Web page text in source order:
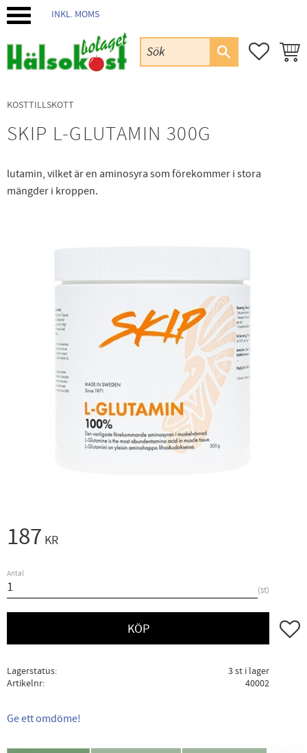
INKL. MOMS
KOSTTILLSKOTT
SKIP L-GLUTAMIN 300G
lutamin, vilket är en aminosyra som förekommer i stora
mängder i kroppen.
187 KR
Antal
st
KÖP Lägg
Lagerstatus
3 st i lager
Artikelnr
40002
Ge ett omdöme!